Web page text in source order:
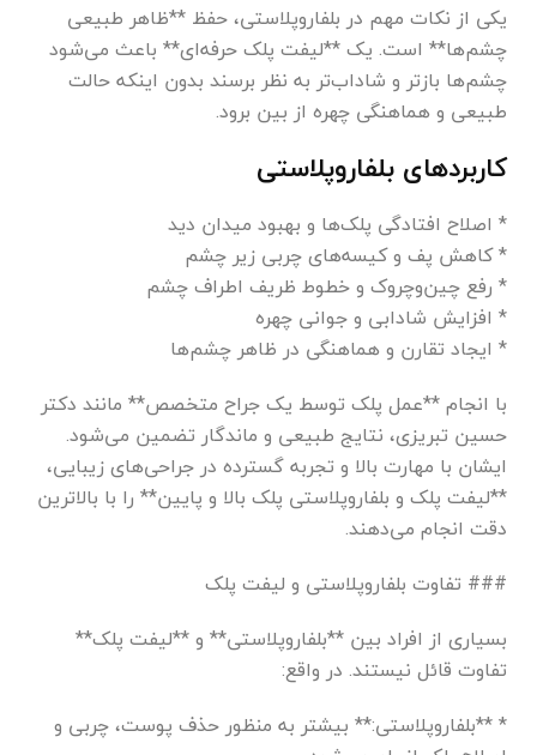
یکی از نکات مهم در بلفاروپلاستی، حفظ **ظاهر طبیعی
چشم‌ها** است. یک **لیفت پلک حرفه‌ای** باعث می‌شود
چشم‌ها بازتر و شاداب‌تر به نظر برسند بدون اینکه حالت
طبیعی و هماهنگی چهره از بین برود.
کاربردهای بلفاروپلاستی
* اصلاح افتادگی پلک‌ها و بهبود میدان دید
* کاهش پف و کیسه‌های چربی زیر چشم
* رفع چین‌وچروک و خطوط ظریف اطراف چشم
* افزایش شادابی و جوانی چهره
* ایجاد تقارن و هماهنگی در ظاهر چشم‌ها
با انجام **عمل پلک توسط یک جراح متخصص** مانند دکتر
حسین تبریزی، نتایج طبیعی و ماندگار تضمین می‌شود.
ایشان با مهارت بالا و تجربه گسترده در جراحی‌های زیبایی،
**لیفت پلک و بلفاروپلاستی پلک بالا و پایین** را با بالاترین
دقت انجام می‌دهند.
### تفاوت بلفاروپلاستی و لیفت پلک
بسیاری از افراد بین **بلفاروپلاستی** و **لیفت پلک**
تفاوت قائل نیستند. در واقع:
* **بلفاروپلاستی:** بیشتر به منظور حذف پوست، چربی و